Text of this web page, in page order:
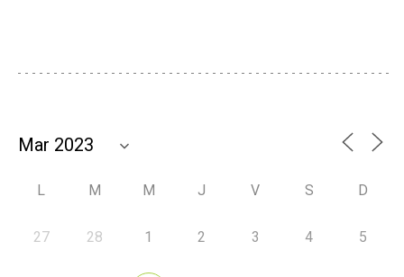
L M M J V S D
27 28 1 2 3 4 5